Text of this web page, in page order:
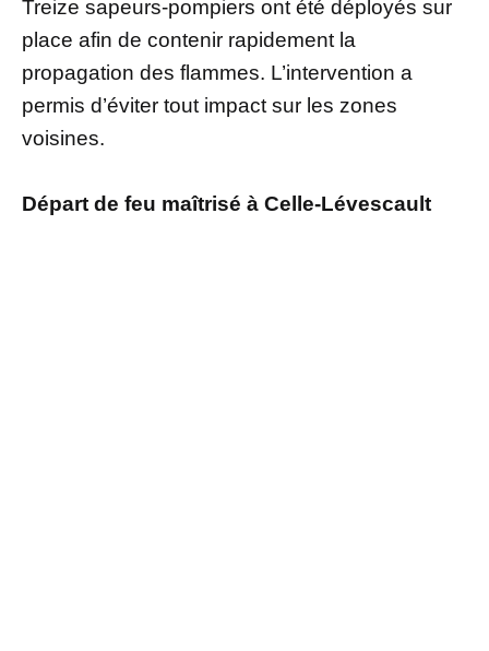
Treize sapeurs-pompiers ont été déployés sur
place afin de contenir rapidement la
propagation des flammes. L’intervention a
permis d’éviter tout impact sur les zones
voisines.
Départ de feu maîtrisé à Celle-Lévescault